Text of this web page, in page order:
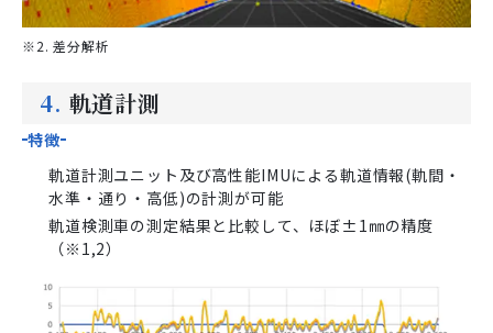
※2. 差分解析
4. 軌道計測
特徴
軌道計測ユニット及び高性能IMUによる軌道情報(軌間・
水準・通り・高低)の計測が可能
軌道検測車の測定結果と比較して、ほぼ±1㎜の精度
（※1,2）